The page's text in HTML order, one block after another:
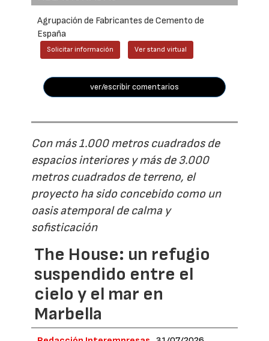
Agrupación de Fabricantes de Cemento de
España
Solicitar información Ver stand virtual
ver/escribir comentarios
Con más 1.000 metros cuadrados de
espacios interiores y más de 3.000
metros cuadrados de terreno, el
proyecto ha sido concebido como un
oasis atemporal de calma y
sofisticación
The House: un refugio
suspendido entre el
cielo y el mar en
Marbella